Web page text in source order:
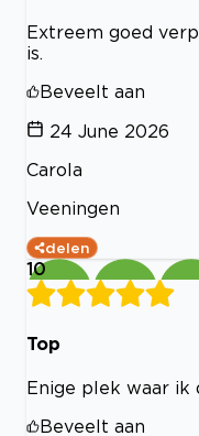
Extreem goed
is.
Beveelt aan
24 June 2026
Carola
Veeningen
delen
10
Top
Enige plek waar ik
Beveelt aan